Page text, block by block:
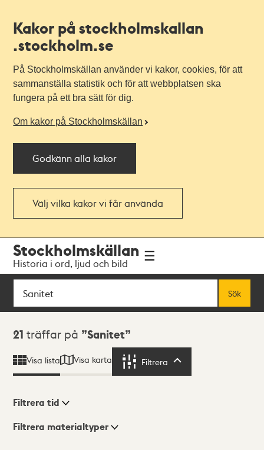
Kakor på stockholmskallan
.stockholm.se
På Stockholmskällan använder vi kakor, cookies, för att
sammanställa statistik och för att webbplatsen ska
fungera på ett bra sätt för dig.
Om kakor på Stockholmskällan
Godkänn alla kakor
Välj vilka kakor vi får använda
navigationen
huvudinnehållet
Stockholmskällan
Historia i ord, ljud och bild
Sök
Sök
Sökresultat
21 träffar på Sanitet
Visa lista Visa karta Filtrera
Visningsläge
Filtrera tid
Filtrera materialtyper